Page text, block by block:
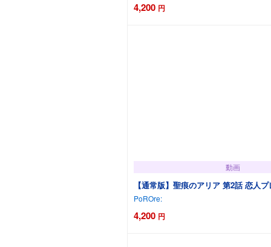
4,200 円
動画
【通常版】聖痕のアリア 第2話 恋人
PoROre:
4,200 円